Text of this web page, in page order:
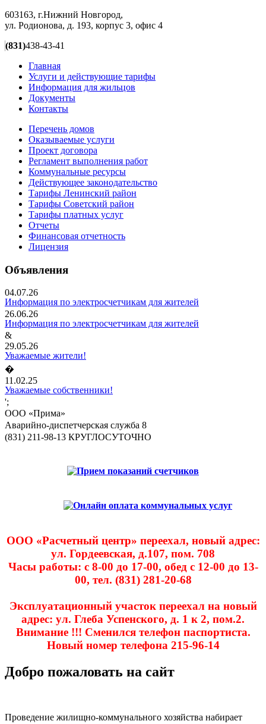
603163, г.Нижний Новгород,
ул. Родионова, д. 193, корпус 3, офис 4
(831)438-43-41
Главная
Услуги и действующие тарифы
Информация для жильцов
Документы
Контакты
Перечень домов
Оказываемые услуги
Проект договора
Регламент выполнения работ
Коммунальные ресурсы
Действующее законодательство
Тарифы Ленинский район
Тарифы Советский район
Тарифы платных услуг
Отчеты
Финансовая отчетность
Лицензия
Объявления
04.07.26
Информация по электросчетчикам для жителей
26.06.26
Информация по электросчетчикам для жителей
&
29.05.26
Уважаемые жители!
�
11.02.25
Уважаемые собственники!
';
ООО «Прима»
Аварийно-диспетчерская служба 8
(831) 211-98-13 КРУГЛОСУТОЧНО
ООО «Расчетный центр» переехал, новый адрес:
ул. Гордеевская, д.107, пом. 708
Часы работы: с 8-00 до 17-00, обед с 12-00 до 13-
00, тел. (831) 281-20-68
Эксплуатационный участок переехал на новый
адрес: ул. Глеба Успенского, д. 1 к 2, пом.2.
Внимание !!! Сменился телефон паспортиста.
Новый номер телефона 215-96-14
Добро пожаловать на сайт
Проведение жилищно-коммунального хозяйства набирает